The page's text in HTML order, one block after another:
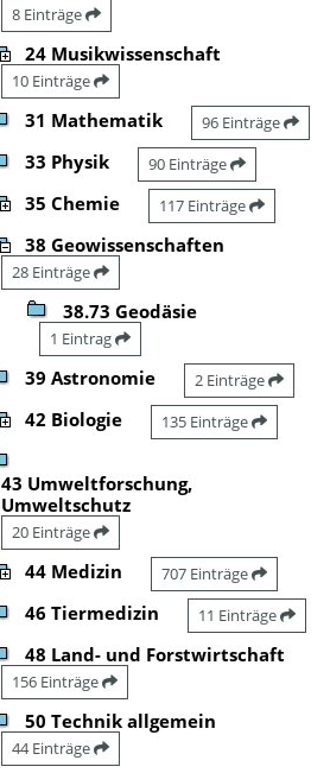
8 Einträge
24 Musikwissenschaft
10 Einträge
31 Mathematik 96 Einträge
33 Physik 90 Einträge
35 Chemie 117 Einträge
38 Geowissenschaften
28 Einträge
38.73 Geodäsie
1 Eintrag
39 Astronomie 2 Einträge
42 Biologie 135 Einträge
43 Umweltforschung,
Umweltschutz
20 Einträge
44 Medizin 707 Einträge
46 Tiermedizin 11 Einträge
48 Land- und Forstwirtschaft
156 Einträge
50 Technik allgemein
44 Einträge